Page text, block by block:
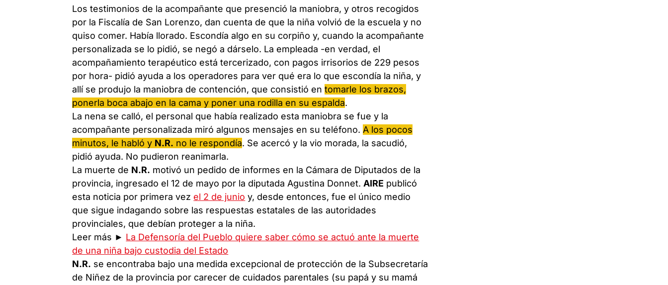
Los testimonios de la acompañante que presenció la maniobra, y otros recogidos
por la Fiscalía de San Lorenzo, dan cuenta de que la niña volvió de la escuela y no
quiso comer. Había llorado. Escondía algo en su corpiño y, cuando la acompañante
personalizada se lo pidió, se negó a dárselo. La empleada -en verdad, el
acompañamiento terapéutico está tercerizado, con pagos irrisorios de 229 pesos
por hora- pidió ayuda a los operadores para ver qué era lo que escondía la niña, y
allí se produjo la maniobra de contención, que consistió entomarle los brazos,
ponerla boca abajo en la cama y poner una rodilla en su espalda.
La nena se calló, el personal que había realizado esta maniobra se fue y la
acompañante personalizada miró algunos mensajes en su teléfono.A los pocos
minutos, le habló y N.R. no le respondía. Se acercó y la vio morada, la sacudió,
pidió ayuda. No pudieron reanimarla.
La muerte de N.R. motivó un pedido de informes en la Cámara de Diputados de la
provincia, ingresado el 12 de mayo por la diputada Agustina Donnet.AIRE publicó
esta noticia por primera vez el 2 de junio y, desde entonces, fue el único medio
que sigue indagando sobre las respuestas estatales de las autoridades
provinciales, que debían proteger a la niña.
Leer más ► La Defensoría del Pueblo quiere saber cómo se actuó ante la muerte
de una niña bajo custodia del Estado
N.R. se encontraba bajo una medida excepcional de protección de la Subsecretaría
de Niñez de la provincia por carecer de cuidados parentales (su papá y su mamá